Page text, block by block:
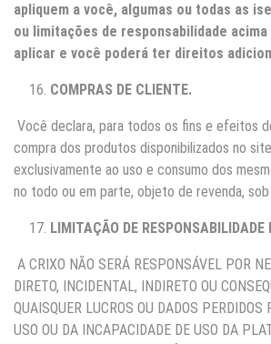
apliquem a você, algumas ou todas as
ou limitações de responsabilidade acima
aplicar e você poderá ter direitos
COMPRAS DE CLIENTE.
Você declara, para todos os fins e efeitos
compra dos produtos disponibilizados no
exclusivamente ao uso e consumo dos
no todo ou em parte, objeto de revenda,
LIMITAÇÃO DE RESPONSABILIDADE
A CRIXO NÃO SERÁ RESPONSÁVEL POR
DIRETO, INCIDENTAL, INDIRETO OU
QUAISQUER LUCROS OU DADOS PERDIDOS
USO OU DA INCAPACIDADE DE USO DA